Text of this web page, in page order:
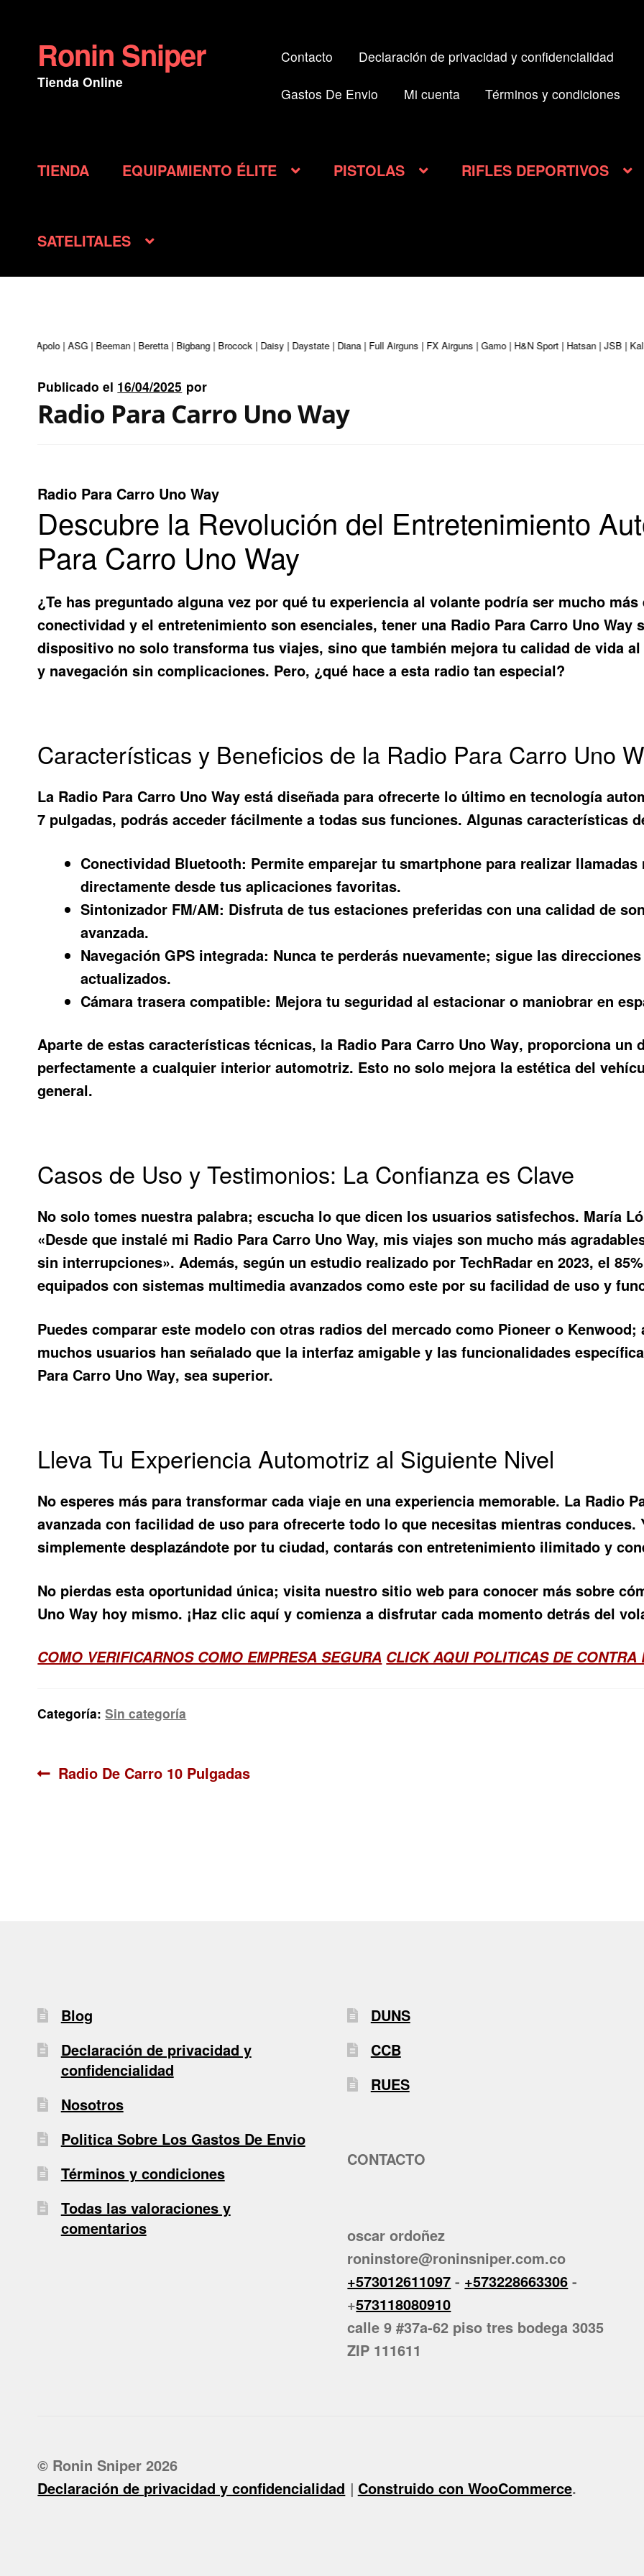
Ir
a
la
Ir
al
contenido
Ronin Sniper
Tienda Online
Contacto Declaración de privacidad y confidencialidad
Gastos De Envio Mi cuenta Términos y condiciones
TIENDA EQUIPAMIENTO ÉLITE PISTOLAS RIFLES DEPORTIVOS
SATELITALES
| Apolo | ASG | Beeman | Beretta | Bigbang | Brocock | Daisy | Daystate | Diana | Full Airguns | FX Airguns | Gamo | H&N Sport | Hatsan | JSB |
Publicado el 16/04/2025 por
Radio Para Carro Uno Way
Radio Para Carro Uno Way
Descubre la Revolución del Entretenimiento
Para Carro Uno Way
¿Te has preguntado alguna vez por qué tu experiencia al volante podría ser mucho
conectividad y el entretenimiento son esenciales, tener una Radio Para Carro Uno Way
dispositivo no solo transforma tus viajes, sino que también mejora tu calidad de vida
y navegación sin complicaciones. Pero, ¿qué hace a esta radio tan especial?
Características y Beneficios de la Radio Para Carro Uno
La Radio Para Carro Uno Way está diseñada para ofrecerte lo último en tecnología
7 pulgadas, podrás acceder fácilmente a todas sus funciones. Algunas características
Conectividad Bluetooth: Permite emparejar tu smartphone para realizar
directamente desde tus aplicaciones favoritas.
Sintonizador FM/AM: Disfruta de tus estaciones preferidas con una calidad de
avanzada.
Navegación GPS integrada: Nunca te perderás nuevamente; sigue las
actualizados.
Cámara trasera compatible: Mejora tu seguridad al estacionar o maniobrar en
Aparte de estas características técnicas, la Radio Para Carro Uno Way, proporciona un
perfectamente a cualquier interior automotriz. Esto no solo mejora la estética del
general.
Casos de Uso y Testimonios: La Confianza es Clave
No solo tomes nuestra palabra; escucha lo que dicen los usuarios satisfechos. María
«Desde que instalé mi Radio Para Carro Uno Way, mis viajes son mucho más
sin interrupciones». Además, según un estudio realizado por TechRadar en 2023, el
equipados con sistemas multimedia avanzados como este por su facilidad de uso y
Puedes comparar este modelo con otras radios del mercado como Pioneer o
muchos usuarios han señalado que la interfaz amigable y las funcionalidades
Para Carro Uno Way, sea superior.
Lleva Tu Experiencia Automotriz al Siguiente Nivel
No esperes más para transformar cada viaje en una experiencia memorable. La Radio
avanzada con facilidad de uso para ofrecerte todo lo que necesitas mientras
simplemente desplazándote por tu ciudad, contarás con entretenimiento ilimitado y
No pierdas esta oportunidad única; visita nuestro sitio web para conocer más sobre
Uno Way hoy mismo. ¡Haz clic aquí y comienza a disfrutar cada momento detrás del
COMO VERIFICARNOS COMO EMPRESA SEGURA CLICK AQUI POLITICAS DE CONTRA
Categoría:Sin categoría
Navegación
Anterior:
Radio De Carro 10 Pulgadas
Blog
Declaración de privacidad y
confidencialidad
Nosotros
Politica Sobre Los Gastos De Envio
Términos y condiciones
Todas las valoraciones y
comentarios
DUNS
CCB
RUES
CONTACTO
oscar ordoñez
roninstore@roninsniper.com.co
+573012611097 - +573228663306 -
+573118080910
calle 9 #37a-62 piso tres bodega 3035
ZIP 111611
© Ronin Sniper 2026
Declaración de privacidad y confidencialidad
Construido con WooCommerce.